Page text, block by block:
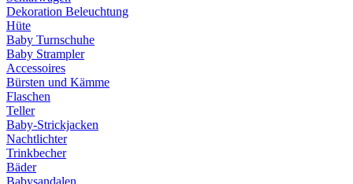
Dekoration Beleuchtung
Hüte
Baby Turnschuhe
Baby Strampler
Accessoires
Bürsten und Kämme
Flaschen
Teller
Baby-Strickjacken
Nachtlichter
Trinkbecher
Bäder
Babysandalen